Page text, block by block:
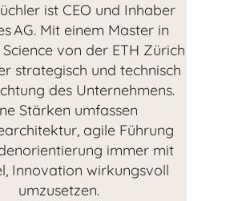
ist CEO und Inhaber
AG. Mit einem Master in
von der ETH Zürich
strategisch und technisch
des Unternehmens.
Stärken umfassen
agile Führung
immer mit
Innovation wirkungsvoll
umzusetzen.